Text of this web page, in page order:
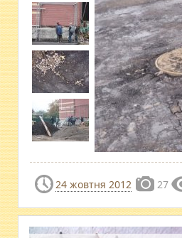
24 жовтня 2012 27